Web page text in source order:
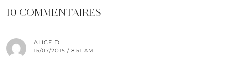
10 COMMENTAIRES
ALICE D
15/07/2015 / 8:51 AM